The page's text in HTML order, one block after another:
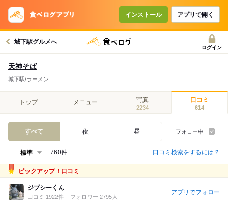
インストール アプリで開く
城下駅グルメへ
ログイン
天神そば
城下駅/ラーメン
トップ メニュー 写真
2234
口コミ
614
すべて 夜 昼 フォロー中
760件 口コミ検索をするには？
ピックアップ！口コミ
ジプシーくん
口コミ 1922件 フォロワー 2795人
アプリでフォロー